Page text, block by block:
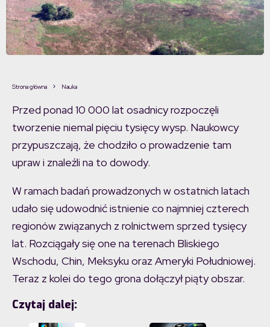
Strona główna Nauka
Przed ponad 10 000 lat osadnicy rozpoczęli
tworzenie niemal pięciu tysięcy wysp. Naukowcy
przypuszczają, że chodziło o prowadzenie tam
upraw i znaleźli na to dowody.
W ramach badań prowadzonych w ostatnich latach
udało się udowodnić istnienie co najmniej czterech
regionów związanych z rolnictwem sprzed tysięcy
lat. Rozciągały się one na terenach Bliskiego
Wschodu, Chin, Meksyku oraz Ameryki Południowej.
Teraz z kolei do tego grona dołączył piąty obszar.
Czytaj dalej: